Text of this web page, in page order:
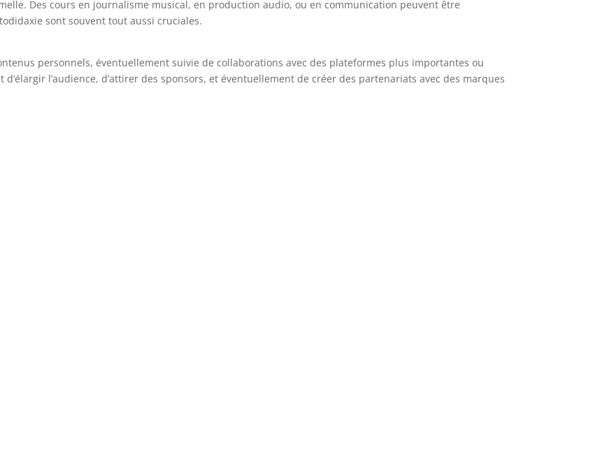
Des cours en journalisme musical, en production audio, ou en communication peuvent être
sont souvent tout aussi cruciales.
personnels, éventuellement suivie de collaborations avec des plateformes plus importantes ou
l’audience, d’attirer des sponsors, et éventuellement de créer des partenariats avec des marques